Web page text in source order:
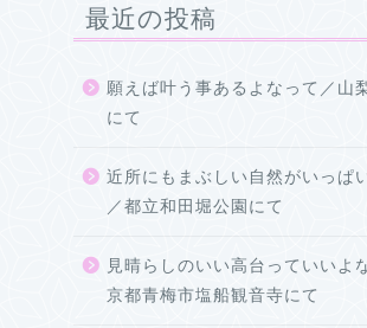
最近の投稿
願えば叶う事あるよなって／山
にて
近所にもまぶしい自然がいっぱ
／都立和田堀公園にて
見晴らしのいい高台っていいよ
京都青梅市塩船観音寺にて